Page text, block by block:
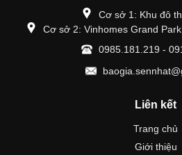
Cơ sở 1: Khu đô
Cơ sở 2: Vinhomes Grand
0985.181.219 -
Liên kết
Trang chủ
Giới thiệu